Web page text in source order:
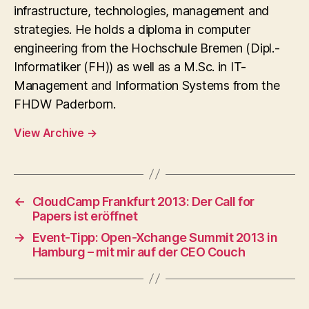
infrastructure, technologies, management and
strategies. He holds a diploma in computer
engineering from the Hochschule Bremen (Dipl.-
Informatiker (FH)) as well as a M.Sc. in IT-
Management and Information Systems from the
FHDW Paderborn.
View Archive →
←
CloudCamp Frankfurt 2013: Der Call for
Papers ist eröffnet
→
Event-Tipp: Open-Xchange Summit 2013 in
Hamburg – mit mir auf der CEO Couch